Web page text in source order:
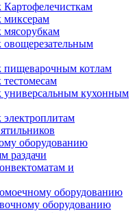
миксерам
пищеварочным котлам
универсальным кухонным
оборудованию
раздачи
и
оборудованию
оборудованию